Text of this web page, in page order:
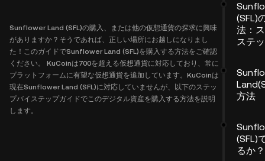
Sunflower Land (SFL)の購入、または他の仮想通貨の探求に興味
がありますか？そうであれば、正しい場所にお越しになりまし
た！このガイドでSunflower Land (SFL)を購入する方法をご確認
ください。 KuCoinは700を超える仮想通貨に対応しており、常に
プラットフォームに有望な仮想通貨を追加しています。KuCoinは
現在Sunflower Land (SFL)に対応していませんが、以下のステッ
プバイステップガイドでこのデジタル資産を購入する方法を説明
します。
(SFL)
法：
ステ
方法
(SFL)
るか？